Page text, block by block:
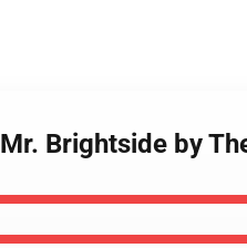
Brightside by